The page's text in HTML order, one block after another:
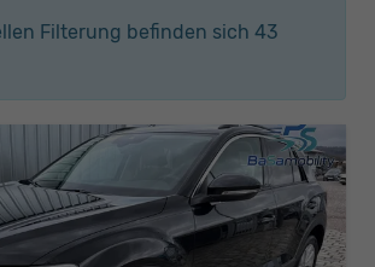
Filterung befinden sich 43